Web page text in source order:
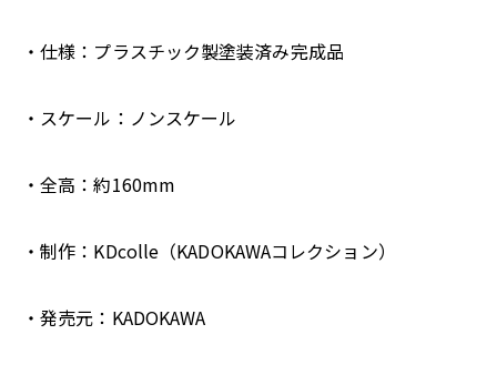
・仕様：プラスチック製塗装済み完成品
・スケール：ノンスケール
・全高：約160mm
・制作：KDcolle（KADOKAWAコレクション）
・発売元：KADOKAWA